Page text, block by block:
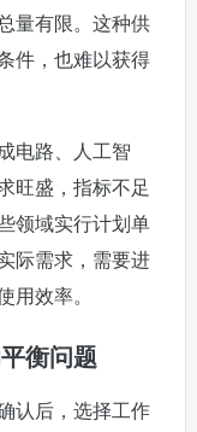
量有限。这种供
件，也难以获得
电路、人工智
旺盛，指标不足
领域实行计划单
际需求，需要进
用效率。
衡问题
认后，选择工作